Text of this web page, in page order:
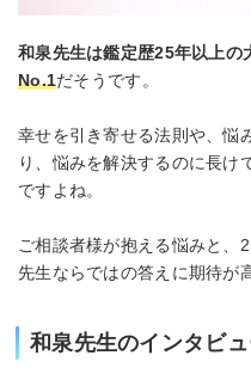
和泉先生は鑑定歴25年以上の
No.1だそうです。
幸せを引き寄せる法則や、悩
り、悩みを解決するのに長け
ですよね。
ご相談者様が抱える悩みと、
先生ならではの答えに期待が
和泉先生のインタビ